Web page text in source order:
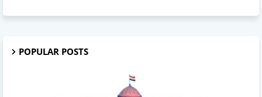
POPULAR POSTS